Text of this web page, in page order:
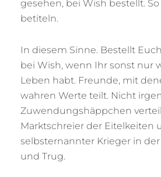
gesehen, bei Wish bestellt.
betiteln.
In diesem Sinne. Bestellt
bei Wish, wenn Ihr sonst nur
Leben habt. Freunde, mit
wahren Werte teilt. Nicht
Zuwendungshäppchen
Marktschreier der Eitelkeiten
selbsternannter Krieger in
und Trug.